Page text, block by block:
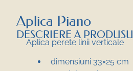
Aplica Piano
DESCRIERE A
Aplica perete linii verticale
dimensiuni 33×25 cm